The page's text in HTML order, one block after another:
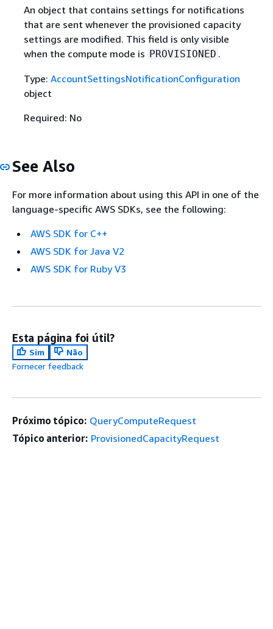
An object that contains settings for notifications
that are sent whenever the provisioned capacity
settings are modified. This field is only visible
when the compute mode is PROVISIONED .
Type: AccountSettingsNotificationConfiguration
object
Required: No
See Also
For more information about using this API in one of the
language-specific AWS SDKs, see the following:
AWS SDK for C++
AWS SDK for Java V2
AWS SDK for Ruby V3
Esta página foi útil?
Sim
Não
Fornecer feedback
Próximo tópico: QueryComputeRequest
Tópico anterior: ProvisionedCapacityRequest